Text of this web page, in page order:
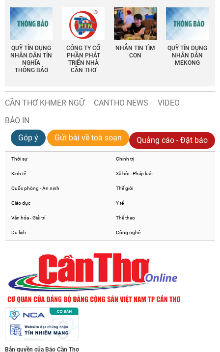
QUỸ TÍN DỤNG
NHÂN DÂN TÍN
NGHĨA
THÔNG BÁO
CÔNG TY CỔ
PHẦN PHÁT
TRIỂN NHÀ
CẦN THƠ
NHẮN TIN TÌM
CON
QUỸ TÍN DỤNG
NHÂN DÂN
MEKONG
CẦN THƠ KHMER NGỮ CANTHO NEWS
VIDEO
BÁO IN
Góp ý
Gửi bài về toà soạn Quảng cáo - Đặt báo
Thời sự Chính trị
Kinh tế Xã hội - Pháp luật
Quốc phòng - An ninh Thế giới
Giáo dục Y tế
Văn hóa - Giải trí Thể thao
Du lịch Công nghệ
Bản quyền của Báo Cần Thơ